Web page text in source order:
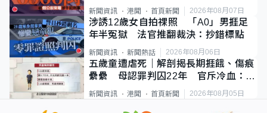
新聞資訊 港聞 首頁新聞 2026年08月07日
涉誘12歲女自拍祼照 「A0」男捱足
年半冤獄 法官推翻裁決：抄錯標點
新聞資訊 新聞熱話 2026年08月06日
五歲童遭虐死｜解剖揭長期捱餓、傷痕
纍纍 母認罪判囚22年 官斥冷血：同
類案最惡劣
新聞資訊 港聞 首頁新聞 2026年08月05日